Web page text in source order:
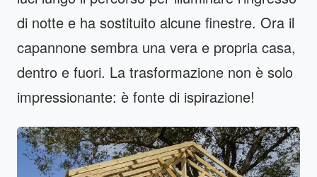
di notte e ha sostituito alcune finestre. Ora il
capannone sembra una vera e propria casa,
dentro e fuori. La trasformazione non è solo
impressionante: è fonte di ispirazione!